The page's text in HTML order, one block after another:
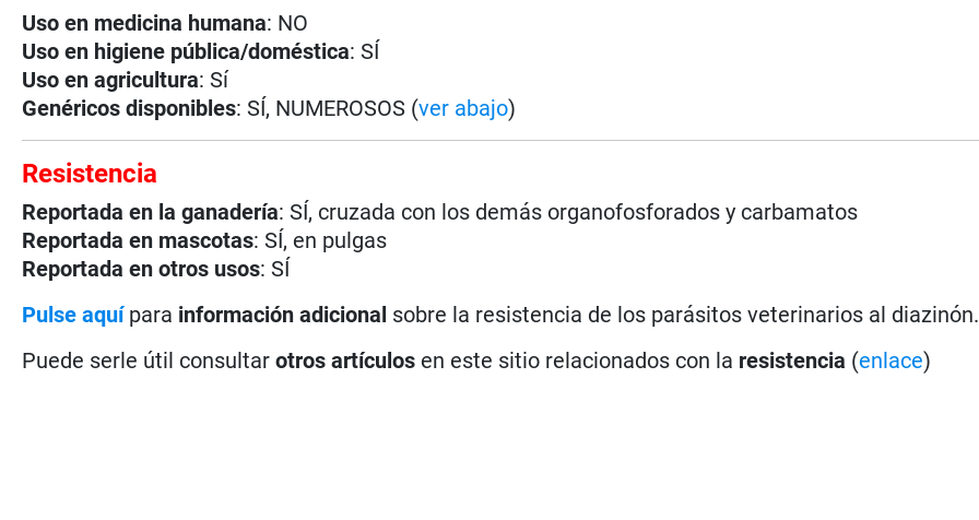
Uso en medicina humana: NO
Uso en higiene pública/doméstica: SÍ
Uso en agricultura: Sí
Genéricos disponibles: SÍ, NUMEROSOS (ver abajo)
Resistencia
Reportada en la ganadería: SÍ, cruzada con los demás organofosforados y carbamatos
Reportada en mascotas: SÍ, en pulgas
Reportada en otros usos: SÍ
Pulse aquí para información adicional sobre la resistencia de los parásitos veterinarios al diazinón.
Puede serle útil consultarotros artículos en este sitio relacionados con la resistencia (enlace)